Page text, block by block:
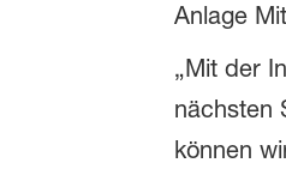
Anlage
„Mit der
nächsten
können